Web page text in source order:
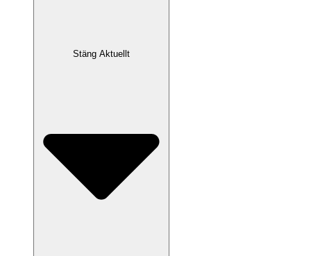
Stäng Aktuellt